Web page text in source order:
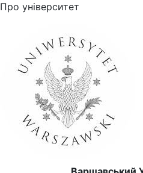
Про університет